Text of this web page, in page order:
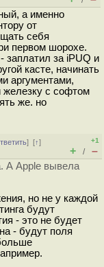
а именно
от
себя
первом шорохе.
за iPUQ и
касте, начинать
аргументами,
железку с софтом
же. но
][↑]
+1
+ / –
А Apple вывела
но не у каждой
будут
- это не будет
- будут поля